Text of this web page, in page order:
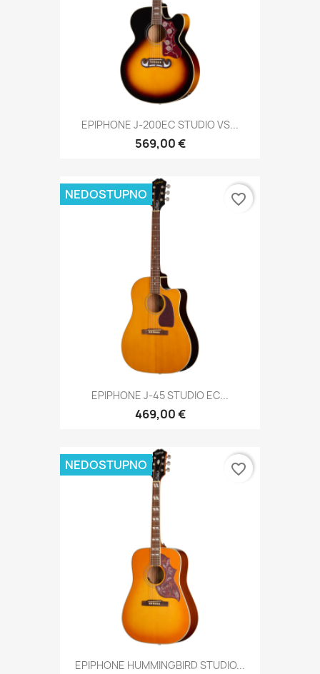
EPIPHONE J-200EC STUDIO VS...
569,00 €
EPIPHONE J-45 STUDIO EC...
469,00 €
NEDOSTUPNO favorite_border
EPIPHONE HUMMINGBIRD STUDIO...
NEDOSTUPNO favorite_border